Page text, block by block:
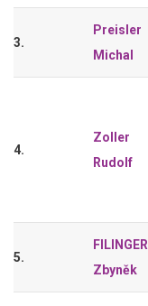
3.
Preisler
Michal
4.
Zoller
Rudolf
5.
FILINGER
Zbyněk